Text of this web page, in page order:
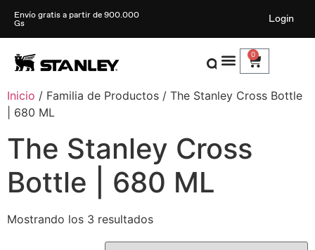
Envío gratis a partir de 900.000
Gs
Login
0
Inicio / Familia de Productos / The Stanley Cross Bottle
| 680 ML
The Stanley Cross
Bottle | 680 ML
Mostrando los 3 resultados